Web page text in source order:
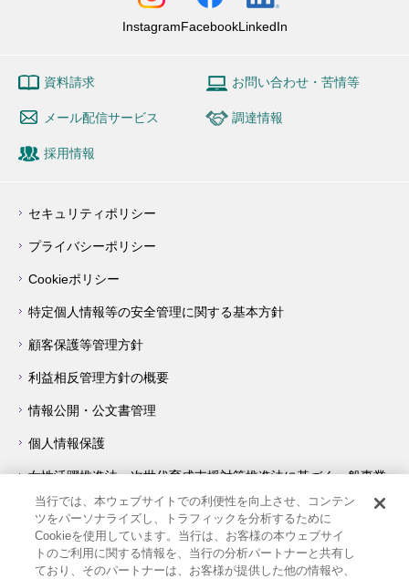
InstagramFacebookLinkedIn
資料請求 お問い合わせ・苦情等
メール配信サービス 調達情報
採用情報
セキュリティポリシー
プライバシーポリシー
Cookieポリシー
特定個人情報等の安全管理に関する基本方針
顧客保護等管理方針
利益相反管理方針の概要
情報公開・公文書管理
個人情報保護
女性活躍推進法・次世代育成支援対策推進法に基づく一般事業
主行動計画について
障害を理由とする差別の解消の推進に関する対応要領
著作権・リンク等について
当行では、本ウェブサイトでの利便性を向上させ、コンテン
ツをパーソナライズし、トラフィックを分析するために
Cookieを使用しています。当行は、お客様の本ウェブサイ
トのご利用に関する情報を、当行の分析パートナーと共有し
ており、そのパートナーは、お客様が提供した他の情報や、